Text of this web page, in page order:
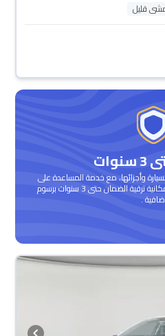
قليل
وأجزائها، مع خدمة المساعدة على
الطريق مجانًا لمدة 6 أشهر، مع إمكانية ترقية الضمان حتى 3 سنوات برسوم
.